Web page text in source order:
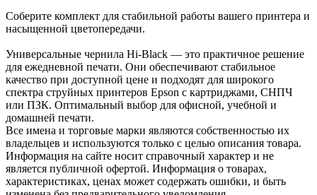
Соберите комплект для стабильной работы вашего принтера и
насыщенной цветопередачи.
Универсальные чернила Hi-Black — это практичное решение
для ежедневной печати. Они обеспечивают стабильное
качество при доступной цене и подходят для широкого
спектра струйных принтеров Epson с картриджами, СНПЧ
или ПЗК. Оптимальный выбор для офисной, учебной и
домашней печати.
Все имена и торговые марки являются собственностью их
владельцев и используются только с целью описания товара.
Информация на сайте носит справочный характер и не
является публичной офертой. Информация о товарах,
характеристиках, ценах может содержать ошибки, и быть